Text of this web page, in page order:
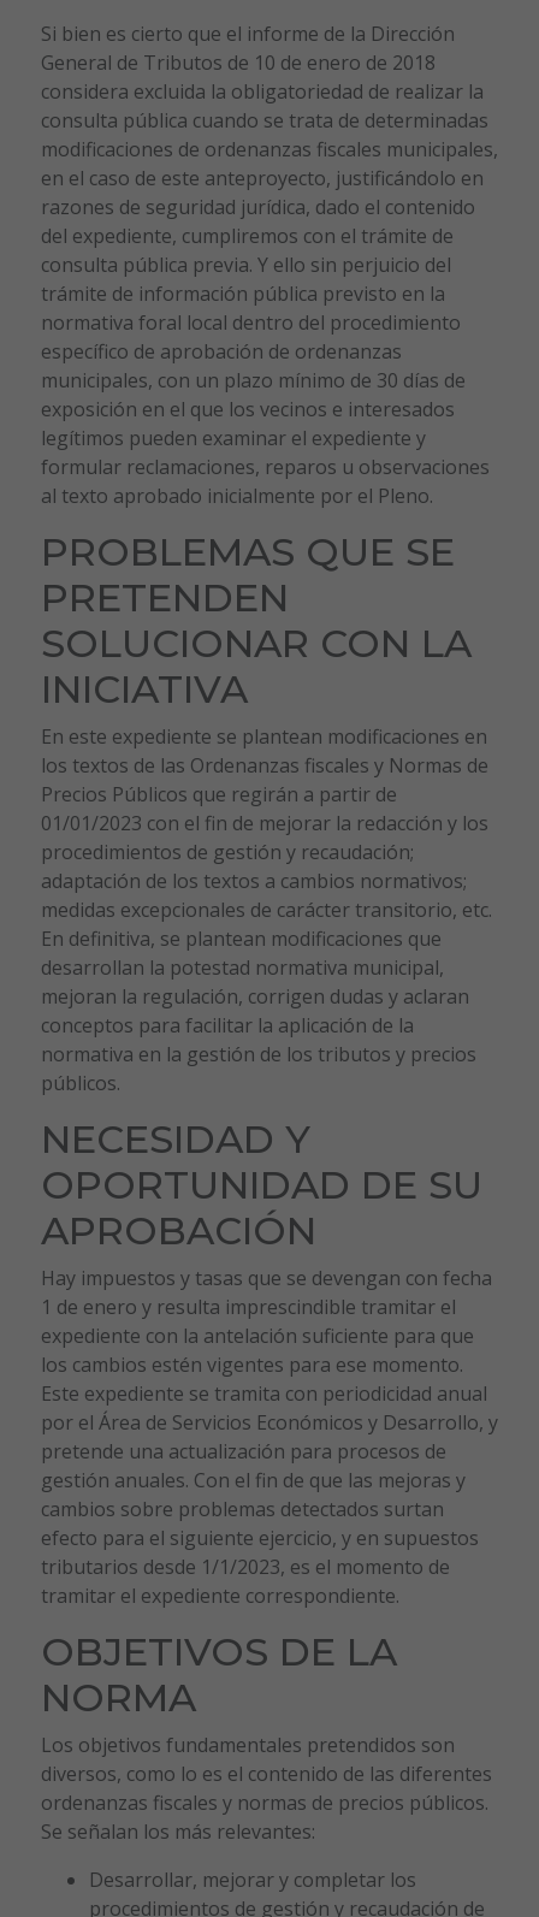
Si bien es cierto que el informe de la Dirección
General de Tributos de 10 de enero de 2018
considera excluida la obligatoriedad de realizar la
consulta pública cuando se trata de determinadas
modificaciones de ordenanzas fiscales municipales,
en el caso de este anteproyecto, justificándolo en
razones de seguridad jurídica, dado el contenido
del expediente, cumpliremos con el trámite de
consulta pública previa. Y ello sin perjuicio del
trámite de información pública previsto en la
normativa foral local dentro del procedimiento
específico de aprobación de ordenanzas
municipales, con un plazo mínimo de 30 días de
exposición en el que los vecinos e interesados
legítimos pueden examinar el expediente y
formular reclamaciones, reparos u observaciones
al texto aprobado inicialmente por el Pleno.
PROBLEMAS QUE SE
PRETENDEN
SOLUCIONAR CON LA
INICIATIVA
En este expediente se plantean modificaciones en
los textos de las Ordenanzas fiscales y Normas de
Precios Públicos que regirán a partir de
01/01/2023 con el fin de mejorar la redacción y los
procedimientos de gestión y recaudación;
adaptación de los textos a cambios normativos;
medidas excepcionales de carácter transitorio, etc.
En definitiva, se plantean modificaciones que
desarrollan la potestad normativa municipal,
mejoran la regulación, corrigen dudas y aclaran
conceptos para facilitar la aplicación de la
normativa en la gestión de los tributos y precios
públicos.
NECESIDAD Y
OPORTUNIDAD DE SU
APROBACIÓN
Hay impuestos y tasas que se devengan con fecha
1 de enero y resulta imprescindible tramitar el
expediente con la antelación suficiente para que
los cambios estén vigentes para ese momento.
Este expediente se tramita con periodicidad anual
por el Área de Servicios Económicos y Desarrollo, y
pretende una actualización para procesos de
gestión anuales. Con el fin de que las mejoras y
cambios sobre problemas detectados surtan
efecto para el siguiente ejercicio, y en supuestos
tributarios desde 1/1/2023, es el momento de
tramitar el expediente correspondiente.
OBJETIVOS DE LA
NORMA
Los objetivos fundamentales pretendidos son
diversos, como lo es el contenido de las diferentes
ordenanzas fiscales y normas de precios públicos.
Se señalan los más relevantes:
Desarrollar, mejorar y completar los
procedimientos de gestión y recaudación de